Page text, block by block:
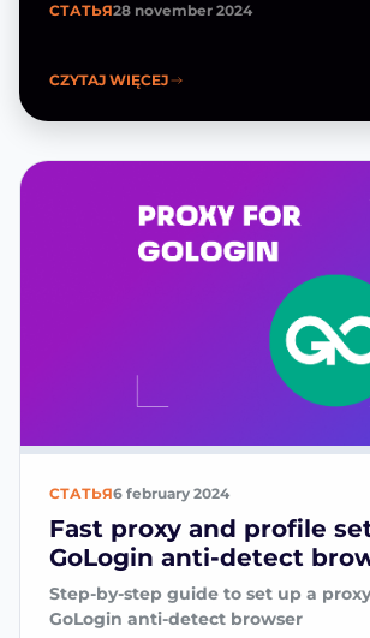
СТАТЬЯ28 november 2024
CZYTAJ WIĘCEJ
СТАТЬЯ6 february 2024
Fast proxy and profile
GoLogin anti-detect
Step-by-step guide to set up a
GoLogin anti-detect browser